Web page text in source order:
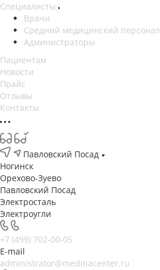
Специалисты
Врачи
Средний медицинский персонал
Администраторы
Пациентам
Новости
Прайс
Отзывы
Контакты
Павловский Посад
Ногинск
Орехово-Зуево
Павловский Посад
Электросталь
Электроугли
+7 (499) 702-00-05
E-mail
administrator@medinacenter.ru